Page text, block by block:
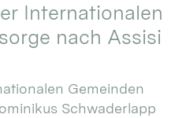
Internationalen
nach Assisi
Gemeinden
Schwaderlapp